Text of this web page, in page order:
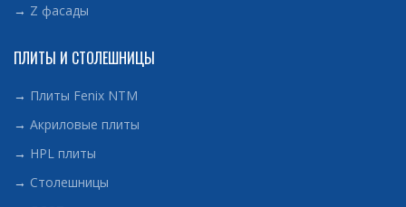
→ Z фасады
ПЛИТЫ И СТОЛЕШНИЦЫ
→ Плиты Fenix NTM
→ Акриловые плиты
→ HPL плиты
→ Столешницы